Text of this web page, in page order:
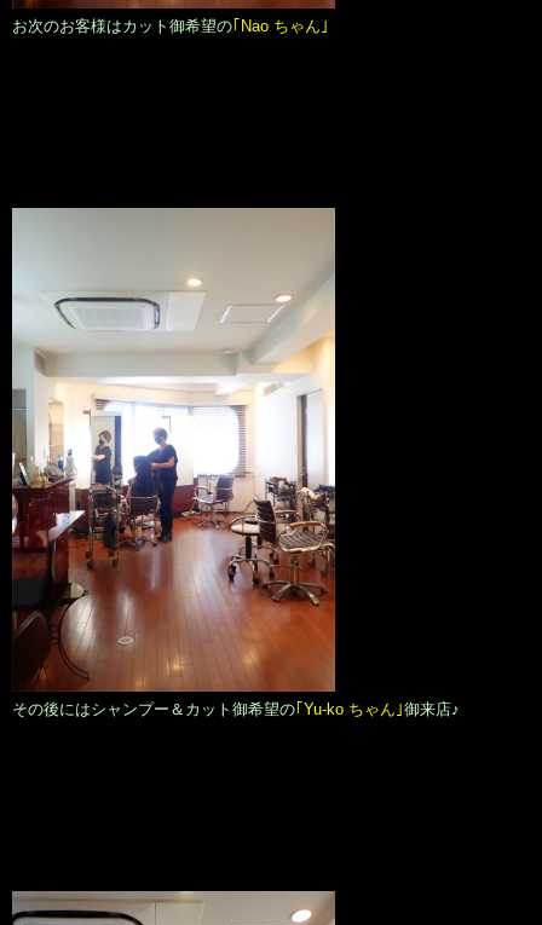
お次のお客様はカット御希望の｢Nao ちゃん｣
その後にはシャンプー＆カット御希望の｢Yu-ko ちゃん｣御来店♪